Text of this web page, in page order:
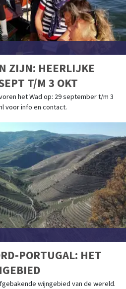
ZIJN: HEERLIJKE
T/M 3 OKT
het Wad op: 29 september t/m 3
voor info en contact.
PORTUGAL: HET
wijngebied van de wereld.